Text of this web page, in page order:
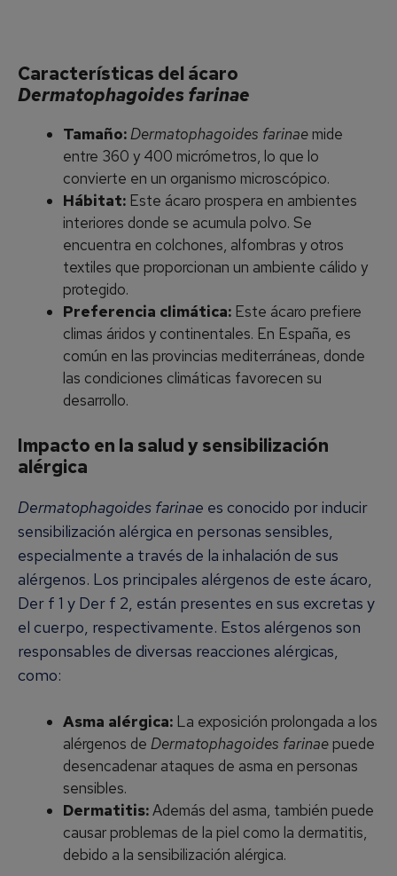
Características del ácaro
Dermatophagoides farinae
Tamaño:Dermatophagoides farinae mide
entre 360 y 400 micrómetros, lo que lo
convierte en un organismo microscópico.
Hábitat: Este ácaro prospera en ambientes
interiores donde se acumula polvo. Se
encuentra en colchones, alfombras y otros
textiles que proporcionan un ambiente cálido y
protegido.
Preferencia climática: Este ácaro prefiere
climas áridos y continentales. En España, es
común en las provincias mediterráneas, donde
las condiciones climáticas favorecen su
desarrollo.
Impacto en la salud y sensibilización
alérgica
Dermatophagoides farinae es conocido por inducir
sensibilización alérgica en personas sensibles,
especialmente a través de la inhalación de sus
alérgenos. Los principales alérgenos de este ácaro,
Der f 1 y Der f 2, están presentes en sus excretas y
el cuerpo, respectivamente. Estos alérgenos son
responsables de diversas reacciones alérgicas,
como:
Asma alérgica: La exposición prolongada a los
alérgenos de Dermatophagoides farinae puede
desencadenar ataques de asma en personas
sensibles.
Dermatitis:Además del asma, también puede
causar problemas de la piel como la dermatitis,
debido a la sensibilización alérgica.